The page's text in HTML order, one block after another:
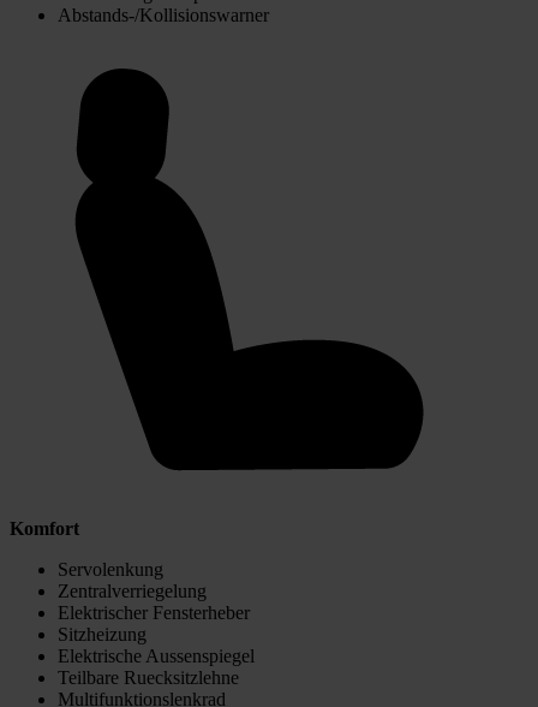
Abstands-/Kollisionswarner
Komfort
Servolenkung
Zentralverriegelung
Elektrischer Fensterheber
Sitzheizung
Elektrische Aussenspiegel
Teilbare Ruecksitzlehne
Multifunktionslenkrad